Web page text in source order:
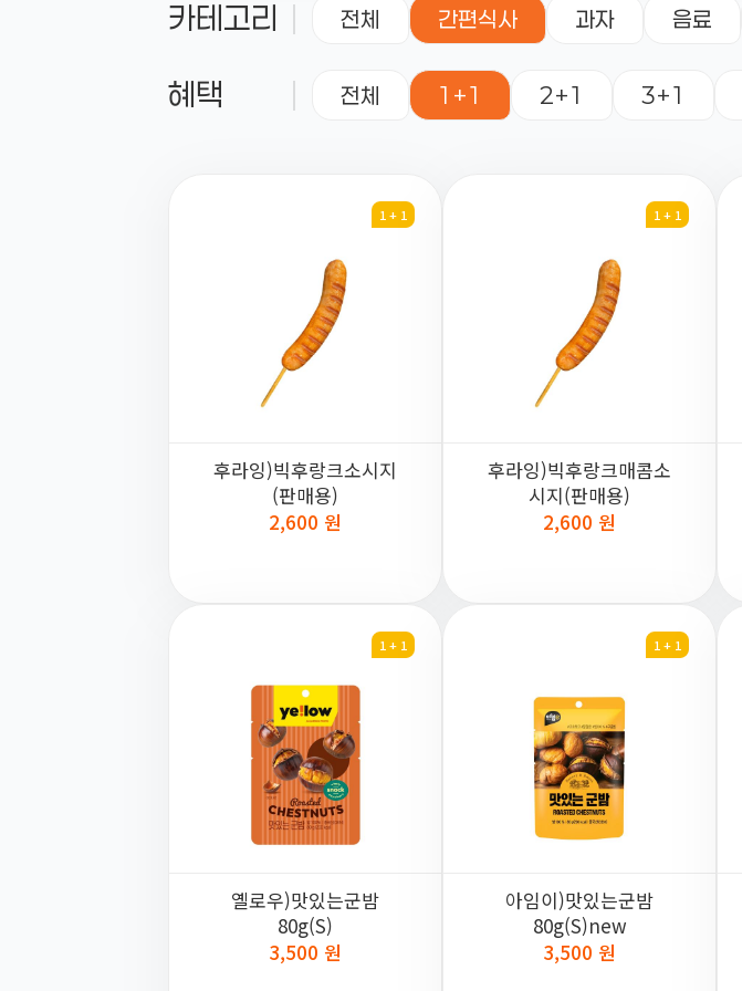
카테고리 전체 간편식사 과자 음료
혜택 전체 1+1 2+1 3+1
1 + 1
후라잉)빅후랑크소시지
(판매용)
2,600 원
1 + 1
후라잉)빅후랑크매콤소
시지(판매용)
2,600 원
1 + 1
옐로우)맛있는군밤
80g(S)
3,500 원
1 + 1
아임이)맛있는군밤
80g(S)new
3,500 원